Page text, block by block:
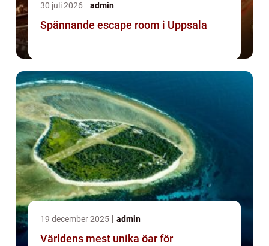
30 juli 2026 admin
Spännande escape room i Uppsala
19 december 2025 admin
Världens mest unika öar för